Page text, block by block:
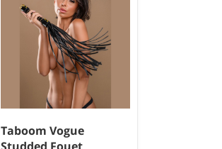
Taboom Vogue
Studded Fouet